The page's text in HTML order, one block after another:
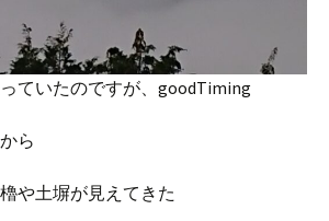
ていたのですが、goodTiming
ら
や土塀が見えてきた